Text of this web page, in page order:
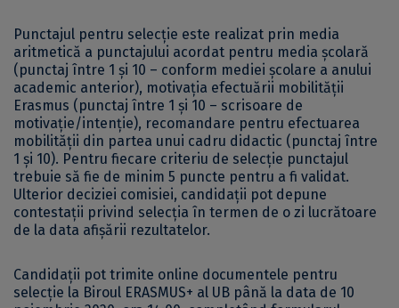
Punctajul pentru selecție este realizat prin media
aritmetică a punctajului acordat pentru media școlară
(punctaj între 1 şi 10 – conform mediei școlare a anului
academic anterior), motivația efectuării mobilității
Erasmus (punctaj între 1 şi 10 – scrisoare de
motivație/intenție), recomandare pentru efectuarea
mobilității din partea unui cadru didactic (punctaj între
1 şi 10). Pentru fiecare criteriu de selecție punctajul
trebuie să fie de minim 5 puncte pentru a fi validat.
Ulterior deciziei comisiei, candidații pot depune
contestații privind selecția în termen de o zi lucrătoare
de la data afișării rezultatelor.
Candidații pot trimite online documentele pentru
selecție la Biroul ERASMUS+ al UB până la data de 10